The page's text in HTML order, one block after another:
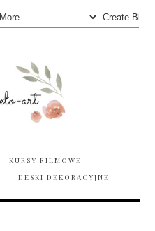
KURSY FILMOWE
DESKI DEKORACYJNE